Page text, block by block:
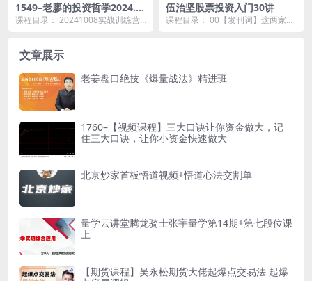
1549–老廖的投资哲学2024.1
0-2025.04实战训练营
课程目录： 20241008实战训练营.
伍治坚股票投资入门30讲
课程目录： 00【发刊词】这两家公
文章展示
老姜盘口绝技《爆量战法》精进班
1760–【视频课程】三大口诀让你资金做大，记
住三大口诀，让你小资金快速做大
北京炒家首板悟道视频+悟道心法交割单
量学云讲堂腾龙骑士张宇量学第14期+第七段位课
上
【期货课程】吴永松期货大佬起爆点交易法 起爆